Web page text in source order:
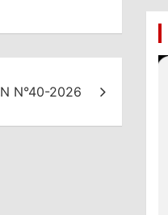
N°40-2026